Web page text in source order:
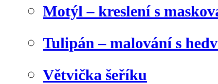
Motýl – kreslení s
Tulipán – malování s
Větvička šeříku